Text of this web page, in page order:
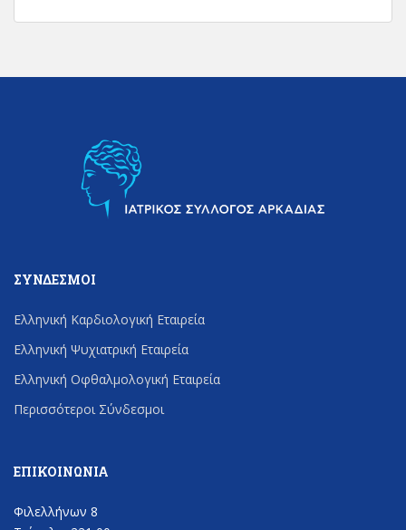
ΣΎΝΔΕΣΜΟΙ
Ελληνική Καρδιολογική Εταιρεία
Ελληνική Ψυχιατρική Εταιρεία
Ελληνική Οφθαλμολογική Εταιρεία
Περισσότεροι Σύνδεσμοι
ΕΠΙΚΟΙΝΩΝΊΑ
Φιλελλήνων 8